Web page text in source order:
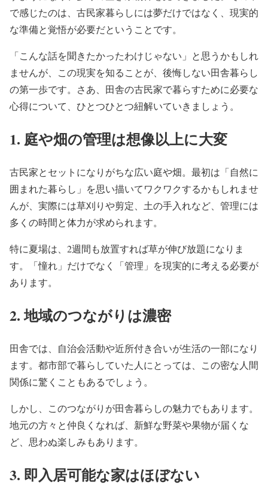
で感じたのは、古民家暮らしには夢だけではなく、現実的
な準備と覚悟が必要だということです。
「こんな話を聞きたかったわけじゃない」と思うかもしれ
ませんが、この現実を知ることが、後悔しない田舎暮らし
の第一歩です。さあ、田舎の古民家で暮らすために必要な
心得について、ひとつひとつ紐解いていきましょう。
1. 庭や畑の管理は想像以上に大変
古民家とセットになりがちな広い庭や畑。最初は「自然に
囲まれた暮らし」を思い描いてワクワクするかもしれませ
んが、実際には草刈りや剪定、土の手入れなど、管理には
多くの時間と体力が求められます。
特に夏場は、2週間も放置すれば草が伸び放題になりま
す。「憧れ」だけでなく「管理」を現実的に考える必要が
あります。
2.地域のつながりは濃密
田舎では、自治会活動や近所付き合いが生活の一部になり
ます。都市部で暮らしていた人にとっては、この密な人間
関係に驚くこともあるでしょう。
しかし、このつながりが田舎暮らしの魅力でもあります。
地元の方々と仲良くなれば、新鮮な野菜や果物が届くな
ど、思わぬ楽しみもあります。
3. 即入居可能な家はほぼない